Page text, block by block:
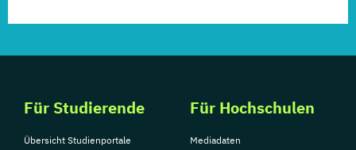
Für Studierende
Übersicht Studienportale
Für Hochschulen
Mediadaten